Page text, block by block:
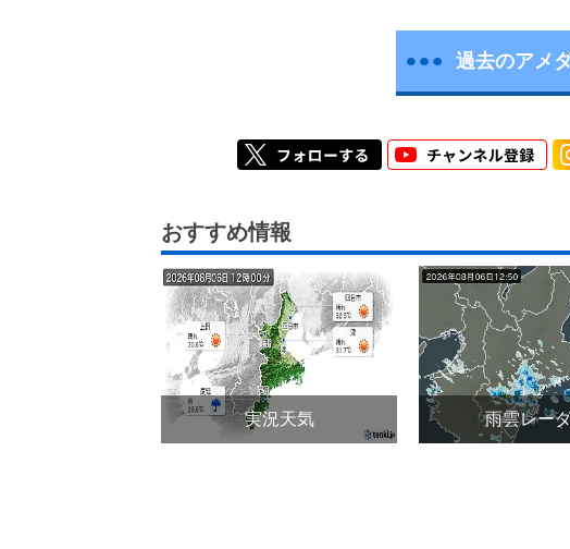
過去のアメ
おすすめ情報
実況天気 雨雲レー